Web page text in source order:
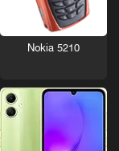
Nokia 5210